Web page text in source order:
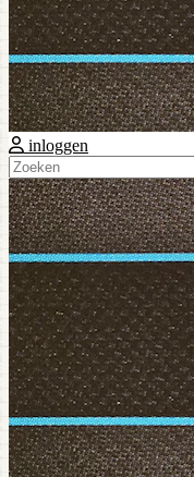
inloggen